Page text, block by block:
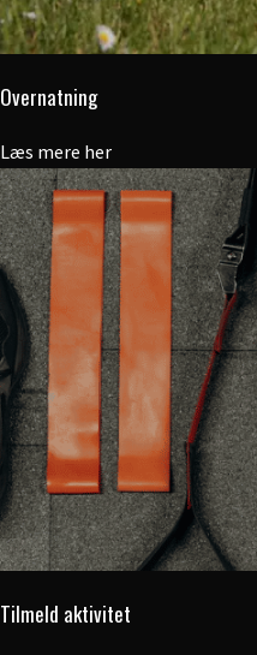
Overnatning
Læs mere her
Tilmeld aktivitet